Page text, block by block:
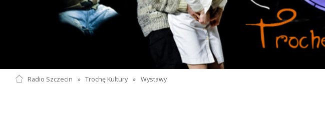
Radio Szczecin » Trochę Kultury » Wystawy